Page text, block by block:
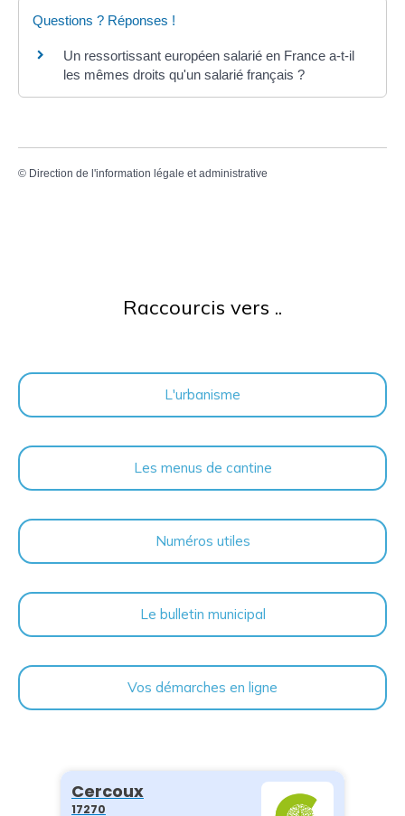
Questions ? Réponses !
Un ressortissant européen salarié en France a-t-il
les mêmes droits qu'un salarié français ?
© Direction de l'information légale et administrative
Raccourcis vers ..
L'urbanisme
Les menus de cantine
Numéros utiles
Le bulletin municipal
Vos démarches en ligne